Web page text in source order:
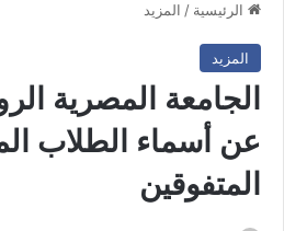
الرئيسية / المزيد
المزيد
الجامعة المصرية
عن أسماء الطلاب
المتفوقين